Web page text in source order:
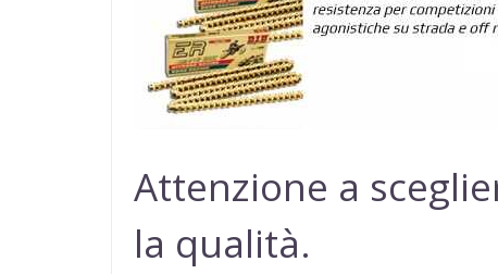
Attenzione a
la qualità.